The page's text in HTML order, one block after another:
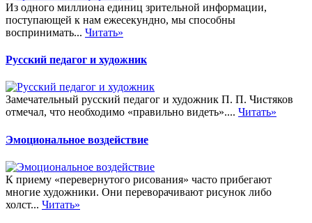
Из одного миллиона единиц зрительной информации,
поступающей к нам ежесекундно, мы способны
воспринимать... Читать»
Русский педагог и художник
Замечательный русский педагог и художник П. П. Чистяков
отмечал, что необходимо «правильно видеть».... Читать»
Эмоциональное воздействие
К приему «перевернутого рисования» часто прибегают
многие художники. Они переворачивают рисунок либо
холст... Читать»